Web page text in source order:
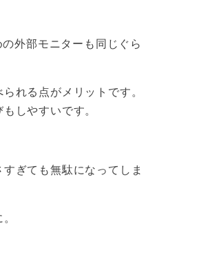
外部モニターも同じぐら
れる点がメリットです。
しやすいです。
ぎても無駄になってしま